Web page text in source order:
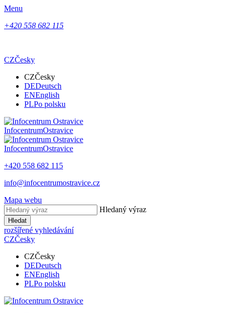
Menu
+420 558 682 115
CZČesky
CZČesky
DEDeutsch
ENEnglish
PLPo polsku
InfocentrumOstravice
InfocentrumOstravice
+420 558 682 115
info@infocentrumostravice.cz
Mapa webu
Hledaný výraz
Hledat
rozšířené vyhledávání
CZČesky
CZČesky
DEDeutsch
ENEnglish
PLPo polsku